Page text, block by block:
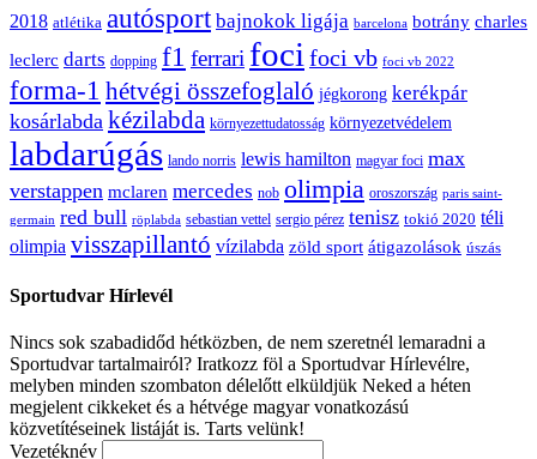
2018 atlétika autósport bajnokok ligája barcelona botrány charles
leclerc darts dopping f1 ferrari foci foci vb foci vb 2022
forma-1 hétvégi összefoglaló jégkorong kerékpár
kosárlabda kézilabda környezettudatosság környezetvédelem
labdarúgás lando norris lewis hamilton magyar foci max
verstappen mclaren mercedes nob olimpia oroszország paris saint-
germain red bull röplabda sebastian vettel sergio pérez tenisz tokió 2020 téli
olimpia visszapillantó vízilabda zöld sport átigazolások úszás
Sportudvar Hírlevél
Nincs sok szabadidőd hétközben, de nem szeretnél lemaradni a
Sportudvar tartalmairól? Iratkozz föl a Sportudvar Hírlevélre,
melyben minden szombaton délelőtt elküldjük Neked a héten
megjelent cikkeket és a hétvége magyar vonatkozású
közvetítéseinek listáját is. Tarts velünk!
Vezetéknév